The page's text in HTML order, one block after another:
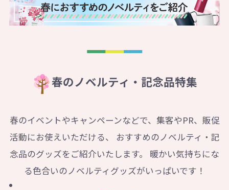
春のノベルティ・記念品特集
春のイベントやキャンペーンなどで、集客やPR、販促
活動にお使えいただける、
おすすめのノベルティ・記
念品のグッズをご紹介いたします。
暖かい気持ちにな
る色合いのノベルティグッズがいっぱいです！